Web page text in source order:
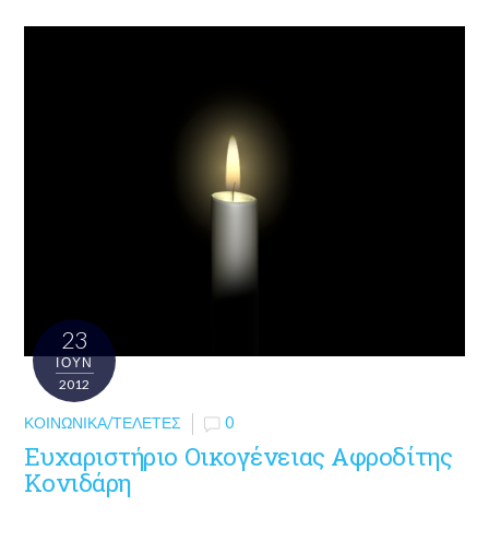
23
ΙΟΎΝ
2012
ΚΟΙΝΩΝΙΚΆ/ΤΕΛΕΤΈΣ 0
Eυχαριστήριο Οικογένειας Αφροδίτης
Κονιδάρη